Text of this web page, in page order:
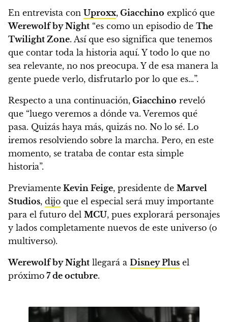
En entrevista con Uproxx, Giacchino explicó que
Werewolf by Night “es como un episodio de The
Twilight Zone. Así que eso significa que tenemos
que contar toda la historia aquí. Y todo lo que no
sea relevante, no nos preocupa. Y de esa manera la
gente puede verlo, disfrutarlo por lo que es…”.
Respecto a una continuación, Giacchino reveló
que “luego veremos a dónde va. Veremos qué
pasa. Quizás haya más, quizás no. No lo sé. Lo
iremos resolviendo sobre la marcha. Pero, en este
momento, se trataba de contar esta simple
historia”.
Previamente Kevin Feige, presidente de Marvel
Studios, dijo que el especial será muy importante
para el futuro del MCU, pues explorará personajes
y lados completamente nuevos de este universo (o
multiverso).
Werewolf by Night llegará a Disney Plus el
próximo 7 de octubre.